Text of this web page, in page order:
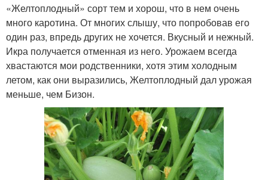
«Желтоплодный» сорт тем и хорош, что в нем очень
много каротина. От многих слышу, что попробовав его
один раз, впредь других не хочется. Вкусный и нежный.
Икра получается отменная из него. Урожаем всегда
хвастаются мои родственники, хотя этим холодным
летом, как они выразились, Желтоплодный дал урожая
меньше, чем Бизон.